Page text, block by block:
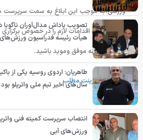
ورزشی،به موجب این ابلاغ به سمت سرپرست
مدت سه ماه اقدامات لازم را در خصوص
در امور محوله موفق وموید باشید.
پرینت مطلب
تصویب پاداش مدال‌آوران
هیأت رئیسه فدراسیون
طاهریان: اردوی روسیه یکی از
سال‌های اخیر تیم ملی واترپلو بود
انتصاب سرپرست کمیته فنی
ورزش‌های آبی